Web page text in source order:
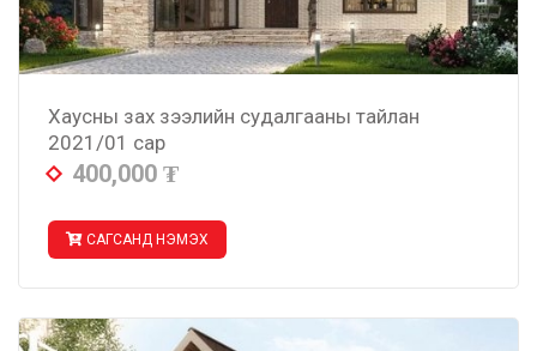
Хаусны зах зээлийн судалгааны тайлан
2021/01 сар
400,000 ₮
САГСАНД НЭМЭХ